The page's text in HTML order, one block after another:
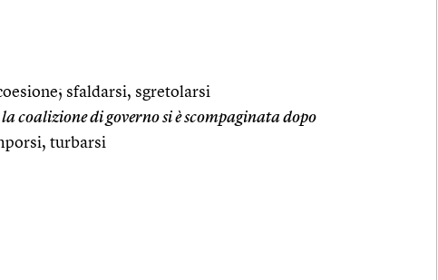
sfaldarsi, sgretolarsi
la coalizione di governo si è scompaginata dopo
turbarsi